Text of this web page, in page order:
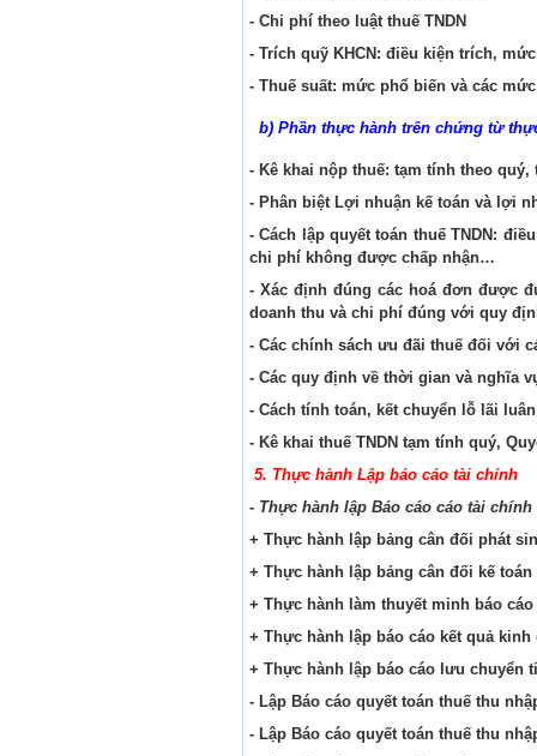
- Chi phí theo luật thuế TNDN
- Trích quỹ KHCN: điều kiện trích,
- Thuế suất: mức phổ biến và các
b) Phần thực hành trên chứng từ
- Kê khai nộp thuế: tạm tính theo
- Phân biệt Lợi nhuận kế toán và lợi
- Cách lập quyết toán thuế TNDN:
chi phí không được chấp nhận…
- Xác định đúng các hoá đơn được
doanh thu và chi phí đúng với quy
- Các chính sách ưu đãi thuế đối với
- Các quy định về thời gian và nghĩa
- Cách tính toán, kết chuyển lỗ lãi
- Kê khai thuế TNDN tạm tính quý,
5. Thực hành Lập báo cáo tài chính
- Thực hành lập Báo cáo cáo tài chính
+ Thực hành lập bảng cân đối phát
+ Thực hành lập bảng cân đối kế toán
+ Thực hành làm thuyết minh báo
+ Thực hành lập báo cáo kết quả kinh
+ Thực hành lập báo cáo lưu chuyển
- Lập Báo cáo quyết toán thuế thu
- Lập Báo cáo quyết toán thuế thu